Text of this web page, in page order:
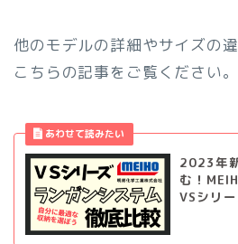
他のモデルの詳細やサイズの
こちらの記事をご覧ください。
2023年
む！
VSシリ